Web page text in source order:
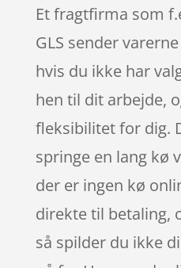
Et fragtfirma som
GLS sender
hvis du ikke har
hen til dit arbejde,
fleksibilitet for dig.
springe en lang kø
der er ingen kø
direkte til betaling,
så spilder du ikke